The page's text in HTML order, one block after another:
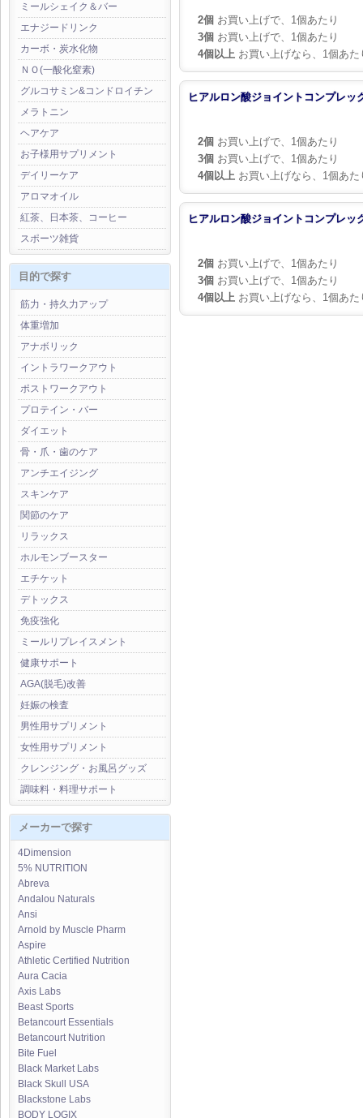
ミールシェイク＆バー
エナジードリンク
カーボ・炭水化物
ＮＯ(一酸化窒素)
グルコサミン&コンドロイチン
メラトニン
ヘアケア
お子様用サプリメント
デイリーケア
アロマオイル
紅茶、日本茶、コーヒー
スポーツ雑貨
目的で探す
筋力・持久力アップ
体重増加
アナボリック
イントラワークアウト
ポストワークアウト
プロテイン・バー
ダイエット
骨・爪・歯のケア
アンチエイジング
スキンケア
関節のケア
リラックス
ホルモンブースター
エチケット
デトックス
免疫強化
ミールリプレイスメント
健康サポート
AGA(脱毛)改善
妊娠の検査
男性用サプリメント
女性用サプリメント
クレンジング・お風呂グッズ
調味料・料理サポート
メーカーで探す
4Dimension
5% NUTRITION
Abreva
Andalou Naturals
Ansi
Arnold by Muscle Pharm
Aspire
Athletic Certified Nutrition
Aura Cacia
Axis Labs
Beast Sports
Betancourt Essentials
Betancourt Nutrition
Bite Fuel
Black Market Labs
Black Skull USA
Blackstone Labs
BODY LOGIX
2個 お買い上げで、1個あたり
3個 お買い上げで、1個あたり
4個以上 お買い上げなら、1個あた
ヒアルロン酸ジョイントコンプレッ
2個 お買い上げで、1個あたり
3個 お買い上げで、1個あたり
4個以上 お買い上げなら、1個あた
ヒアルロン酸ジョイントコンプレッ
2個 お買い上げで、1個あたり
3個 お買い上げで、1個あたり
4個以上 お買い上げなら、1個あた